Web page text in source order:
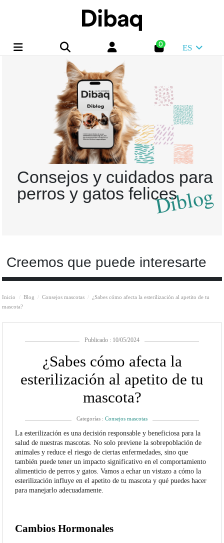
0 ES
Consejos y cuidados para
perros y gatos felicesDiblog
Creemos que puede interesarte
Inicio Blog Consejos mascotas
¿Sabes cómo afecta la esterilización al apetito de tu
mascota?
Publicado : 10/05/2024
¿Sabes cómo afecta la
esterilización al apetito de tu
mascota?
Categorías : Consejos mascotas
La esterilización es una decisión responsable y beneficiosa para la
salud de nuestras mascotas. No solo previene la sobrepoblación de
animales y reduce el riesgo de ciertas enfermedades, sino que
también puede tener un impacto significativo en el comportamiento
alimenticio de perros y gatos. Vamos a echar un vistazo a cómo la
esterilización influye en el apetito de tu mascota y qué puedes hacer
para manejarlo adecuadamente.
Cambios Hormonales